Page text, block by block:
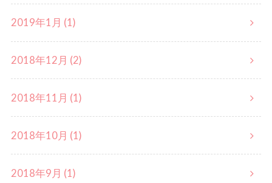
2019年1月 (1)
2018年12月 (2)
2018年11月 (1)
2018年10月 (1)
2018年9月 (1)